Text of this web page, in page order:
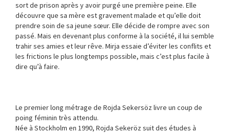
sort de prison après y avoir purgé une première peine. Elle
découvre que sa mère est gravement malade et qu’elle doit
prendre soin de sa jeune sœur. Elle décide de rompre avec son
passé. Mais en devenant plus conforme à la société, il lui semble
trahir ses amies et leur rêve. Mirja essaie d’éviter les conflits et
les frictions le plus longtemps possible, mais c’est plus facile à
dire qu’à faire.
Le premier long métrage de Rojda Sekersöz livre un coup de
poing féminin très attendu.
Née à Stockholm en 1990, Rojda Sekeröz suit des études à